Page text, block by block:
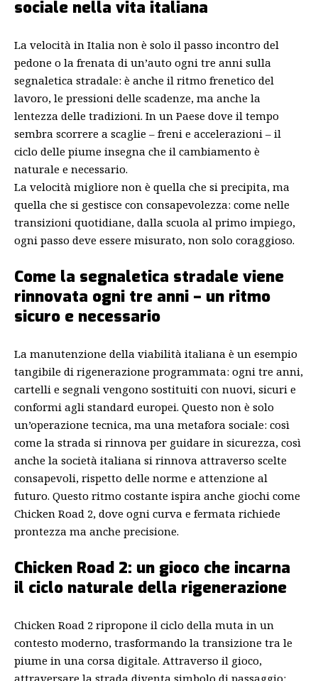
sociale nella vita italiana
La velocità in Italia non è solo il passo incontro del
pedone o la frenata di un’auto ogni tre anni sulla
segnaletica stradale: è anche il ritmo frenetico del
lavoro, le pressioni delle scadenze, ma anche la
lentezza delle tradizioni. In un Paese dove il tempo
sembra scorrere a scaglie – freni e accelerazioni – il
ciclo delle piume insegna che il cambiamento è
naturale e necessario.
La velocità migliore non è quella che si precipita, ma
quella che si gestisce con consapevolezza: come nelle
transizioni quotidiane, dalla scuola al primo impiego,
ogni passo deve essere misurato, non solo coraggioso.
Come la segnaletica stradale viene
rinnovata ogni tre anni – un ritmo
sicuro e necessario
La manutenzione della viabilità italiana è un esempio
tangibile di rigenerazione programmata: ogni tre anni,
cartelli e segnali vengono sostituiti con nuovi, sicuri e
conformi agli standard europei. Questo non è solo
un’operazione tecnica, ma una metafora sociale: così
come la strada si rinnova per guidare in sicurezza, così
anche la società italiana si rinnova attraverso scelte
consapevoli, rispetto delle norme e attenzione al
futuro. Questo ritmo costante ispira anche giochi come
Chicken Road 2, dove ogni curva e fermata richiede
prontezza ma anche precisione.
Chicken Road 2: un gioco che incarna
il ciclo naturale della rigenerazione
Chicken Road 2 ripropone il ciclo della muta in un
contesto moderno, trasformando la transizione tra le
piume in una corsa digitale. Attraverso il gioco,
attraversare la strada diventa simbolo di passaggio: